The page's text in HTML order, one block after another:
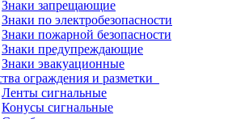
Знаки запрещающие
Знаки по электробезопасности
Знаки пожарной безопасности
Знаки предупреждающие
Знаки эвакуационные
ограждения и разметки
Ленты сигнальные
Конусы сигнальные